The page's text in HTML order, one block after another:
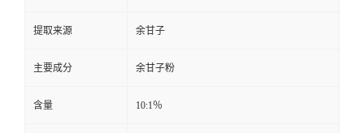
提取来源 余甘子
主要成分 余甘子粉
含量 10:1％